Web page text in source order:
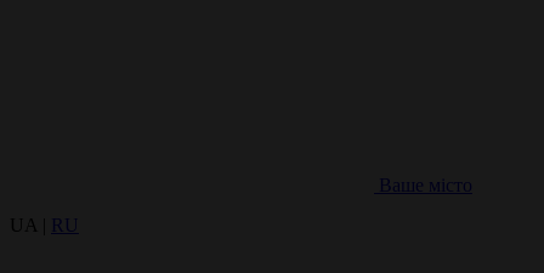
Ваше місто
UA |
RU